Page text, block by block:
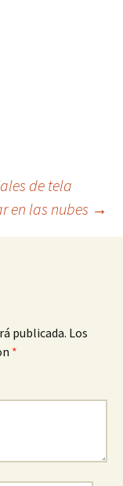
de tela
en las nubes →
publicada. Los
*